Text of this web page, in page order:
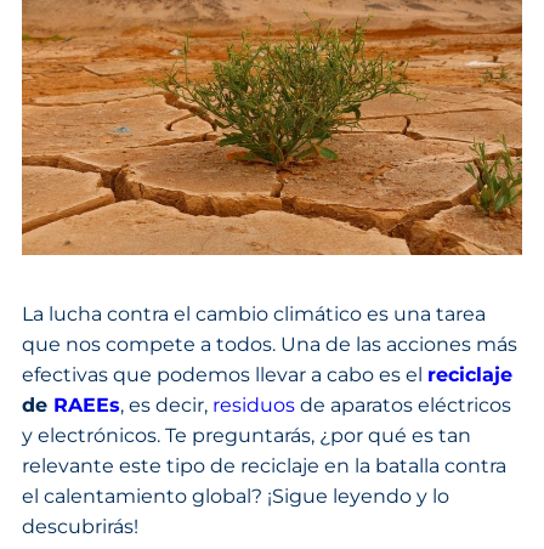
La lucha contra el cambio climático es una tarea
que nos compete a todos. Una de las acciones más
efectivas que podemos llevar a cabo es el reciclaje
de RAEEs, es decir, residuos de aparatos eléctricos
y electrónicos. Te preguntarás, ¿por qué es tan
relevante este tipo de reciclaje en la batalla contra
el calentamiento global? ¡Sigue leyendo y lo
descubrirás!